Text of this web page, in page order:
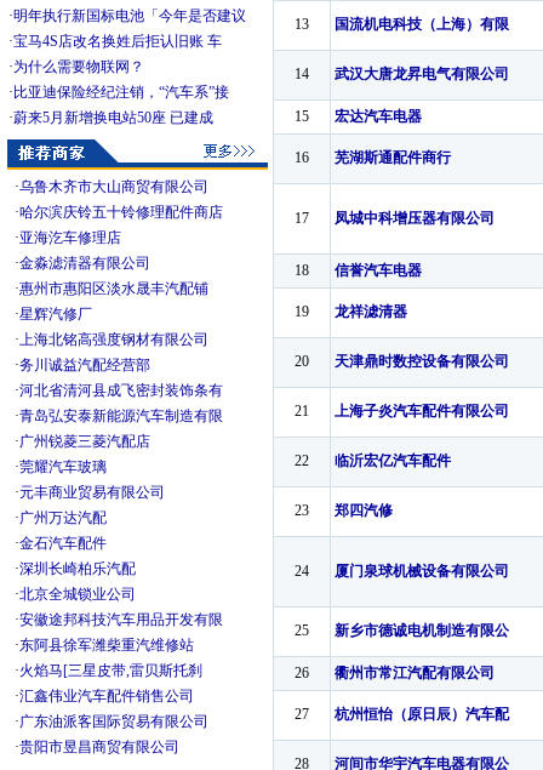
·明年执行新国标电池「今年是否建议
·宝马4S店改名换姓后拒认旧账 车
·为什么需要物联网？
· 比亚迪保险经纪注销，“汽车系”接
·蔚来5月新增换电站50座 已建成
·乌鲁木齐市大山商贸有限公司
·哈尔滨庆铃五十铃修理配件商店
·亚海汔车修理店
·金淼滤清器有限公司
·惠州市惠阳区淡水晟丰汽配铺
·星辉汽修厂
·上海北铭高强度钢材有限公司
·务川诚益汽配经营部
·河北省清河县成飞密封装饰条有
·青岛弘安泰新能源汽车制造有限
·广州锐菱三菱汽配店
·莞耀汽车玻璃
·元丰商业贸易有限公司
·广州万达汽配
·金石汽车配件
·深圳长崎柏乐汽配
·北京全城锁业公司
·安徽途邦科技汽车用品开发有限
·东阿县徐军潍柴重汽维修站
·火焰马[三星皮带,雷贝斯托刹
·汇鑫伟业汽车配件销售公司
·广东油派客国际贸易有限公司
·贵阳市昱昌商贸有限公司
13 国流机电科技（上海）有限
14 武汉大唐龙昇电气有限公司
15 宏达汽车电器
16 芜湖斯通配件商行
17 凤城中科增压器有限公司
18 信誉汽车电器
19 龙祥滤清器
20 天津鼎时数控设备有限公司
21 上海子炎汽车配件有限公司
22 临沂宏亿汽车配件
23 郑四汽修
24 厦门泉球机械设备有限公司
25 新乡市德诚电机制造有限公
26 衢州市常江汽配有限公司
27 杭州恒怡（原日辰）汽车配
28 河间市华宇汽车电器有限公